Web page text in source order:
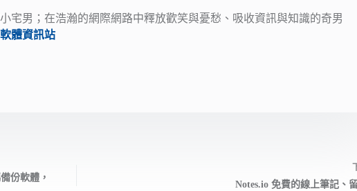
宅男；在浩瀚的網際網路中釋放歡笑與憂愁、吸收資訊與知識的奇男
體資訊站
份軟體，
Notes.io 免費的線上筆記、